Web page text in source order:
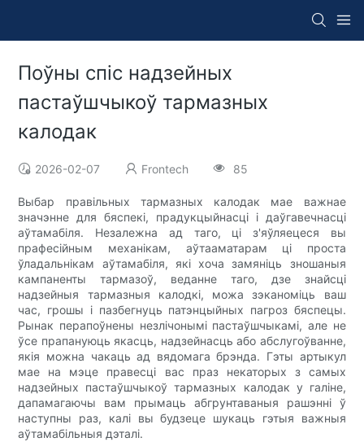
Поўны спіс надзейных
пастаўшчыкоў тармазных
калодак
2026-02-07 Frontech 85
Выбар правільных тармазных калодак мае важнае
значэнне для бяспекі, прадукцыйнасці і даўгавечнасці
аўтамабіля. Незалежна ад таго, ці з'яўляецеся вы
прафесійным механікам, аўтааматарам ці проста
ўладальнікам аўтамабіля, які хоча замяніць зношаныя
кампаненты тармазоў, веданне таго, дзе знайсці
надзейныя тармазныя калодкі, можа зэканоміць ваш
час, грошы і пазбегнуць патэнцыйных пагроз бяспецы.
Рынак перапоўнены незлічонымі пастаўшчыкамі, але не
ўсе прапануюць якасць, надзейнасць або абслугоўванне,
якія можна чакаць ад вядомага брэнда. Гэты артыкул
мае на мэце правесці вас праз некаторых з самых
надзейных пастаўшчыкоў тармазных калодак у галіне,
дапамагаючы вам прымаць абгрунтаваныя рашэнні ў
наступны раз, калі вы будзеце шукаць гэтыя важныя
аўтамабільныя дэталі.